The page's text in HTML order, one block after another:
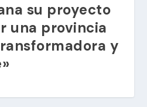
su proyecto
una provincia
y